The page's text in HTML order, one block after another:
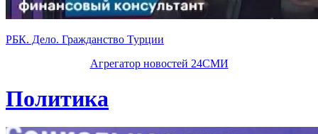
РБК. Дело. Гражданство Турции
Агрегатор новостей 24СМИ
Политика